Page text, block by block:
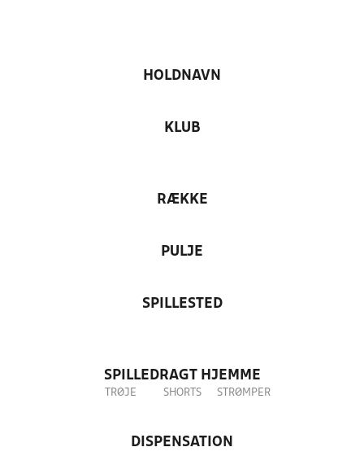
HOLDNAVN
KLUB
RÆKKE
PULJE
SPILLESTED
SPILLEDRAGT HJEMME
TRØJE SHORTS STRØMPER
DISPENSATION